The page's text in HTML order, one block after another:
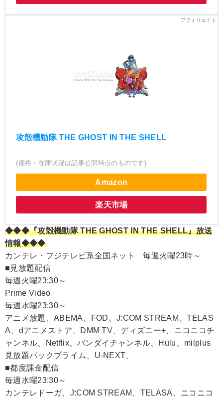
攻殻機動隊 THE GHOST IN THE SHELL
(価格・在庫状況は記事公開時点のものです)
Amazon
楽天市場
◆◆◆『攻殻機動隊 THE GHOST IN THE SHELL』放送
情報◆◆◆
カンテレ・フジテレビ系全国ネット 毎週火曜23時～
■見放題配信
毎週火曜23:30～
Prime Video
毎週水曜23:30～
アニメ放題、ABEMA、FOD、J:COM STREAM、TELAS
A、dアニメストア、DMM TV、ディズニー+、ニコニコチ
ャンネル、Netflix、バンダイチャンネル、Hulu、milplus
見放題パックプライム、U-NEXT、
■都度課金配信
毎週水曜23:30～
カンテレドーガ、J:COM STREAM、TELASA、ニコニコ